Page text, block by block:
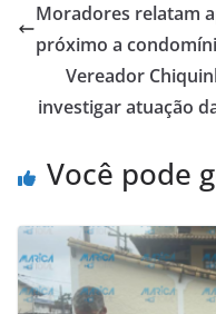
Moradores relatam
próximo a
Vereador
investigar atuação
Você pode